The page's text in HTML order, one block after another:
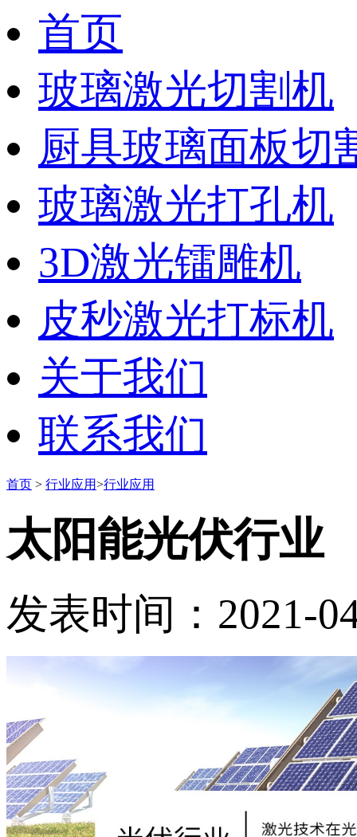
首页
玻璃激光切割机
厨具玻璃面板切
玻璃激光打孔机
3D激光镭雕机
皮秒激光打标机
关于我们
联系我们
首页 > 行业应用>行业应用
太阳能光伏行业
发表时间：2021-